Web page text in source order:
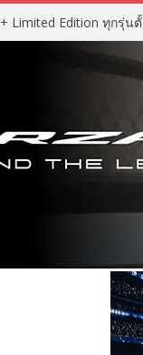
Limited Edition ทุกรุ่น